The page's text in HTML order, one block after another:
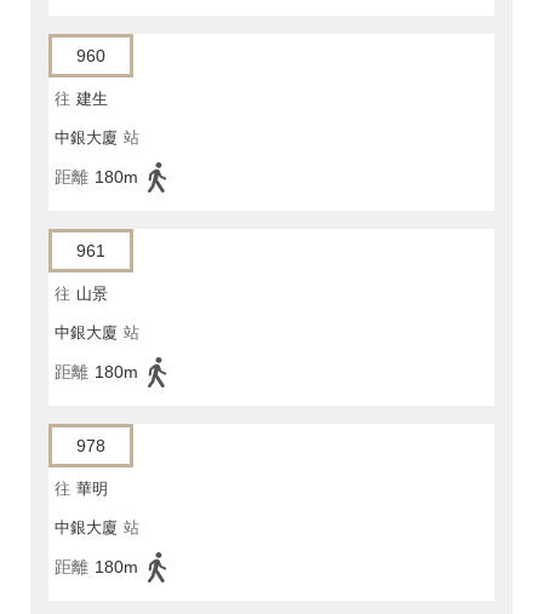
960
往 建生
中銀大廈 站
距離 180m
961
往 山景
中銀大廈 站
距離 180m
978
往 華明
中銀大廈 站
距離 180m